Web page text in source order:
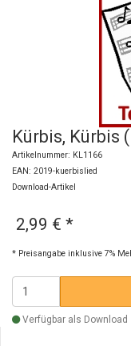
Kürbis, Kürbis
Artikelnummer: KL1166
EAN: 2019-kuerbislied
Download-Artikel
2,99 € *
* Preisangabe inklusive 7%
Verfügbar als Download